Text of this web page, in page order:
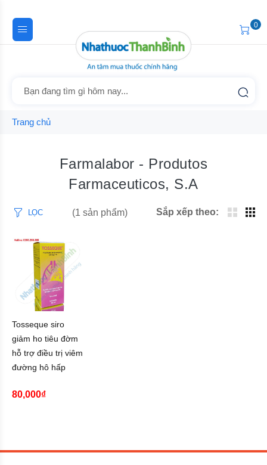
0
Trang chủ
Farmalabor - Produtos
Farmaceuticos, S.A
LỌC (1 sản phẩm) Sắp xếp theo:
Tosseque siro
giảm ho tiêu đờm
hỗ trợ điều trị viêm
đường hô hấp
80,000₫